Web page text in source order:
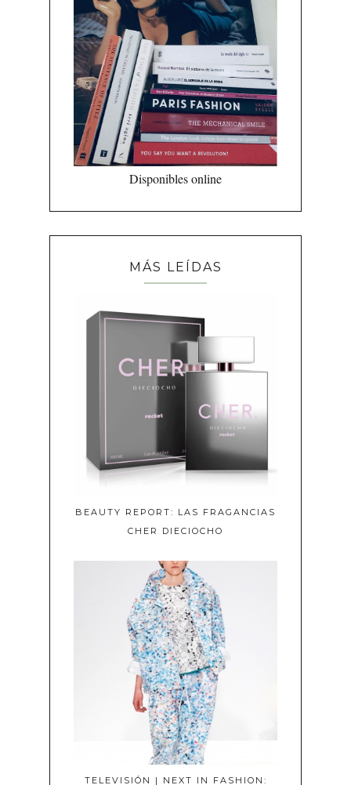
Disponibles online
MÁS LEÍDAS
BEAUTY REPORT: LAS FRAGANCIAS
CHER DIECIOCHO
TELEVISIÓN | NEXT IN FASHION: